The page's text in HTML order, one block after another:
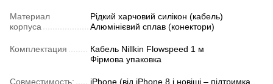
Материал
корпуса
Рідкий харчовий силікон (кабель)
Алюмінієвий сплав (конектори)
Комплектация
Кабель Nillkin Flowspeed 1 м
Фірмова упаковка
Совместимость:
iPhone (від iPhone 8 і новіші – підтримка